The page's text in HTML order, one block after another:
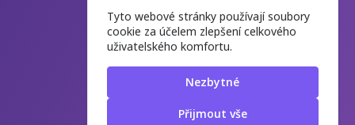
Ochrana osobních údajů
Časté otázky
Blog o webdesignu
Tyto webové stránky používají soubory
cookie za účelem zlepšení celkového
uživatelského komfortu.
Nezbytné
Přijmout vše